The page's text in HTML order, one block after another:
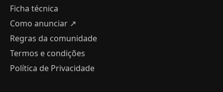
Ficha técnica
Como anunciar ↗
Regras da comunidade
Termos e condições
Política de Privacidade